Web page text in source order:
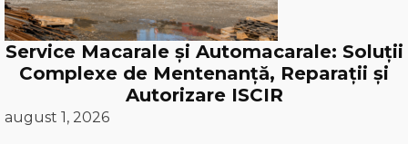
Service Macarale și Automacarale: Soluții
Complexe de Mentenanță, Reparații și
Autorizare ISCIR
august 1, 2026